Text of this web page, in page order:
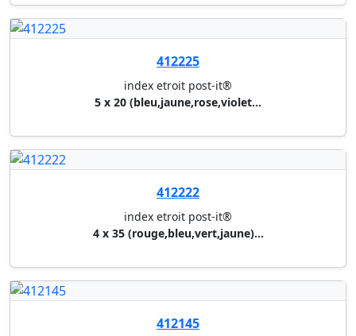
index etroit post-it®
412222
4 x 35 (rouge,bleu,vert,jaune)...
412145
index standard post-it®
412218